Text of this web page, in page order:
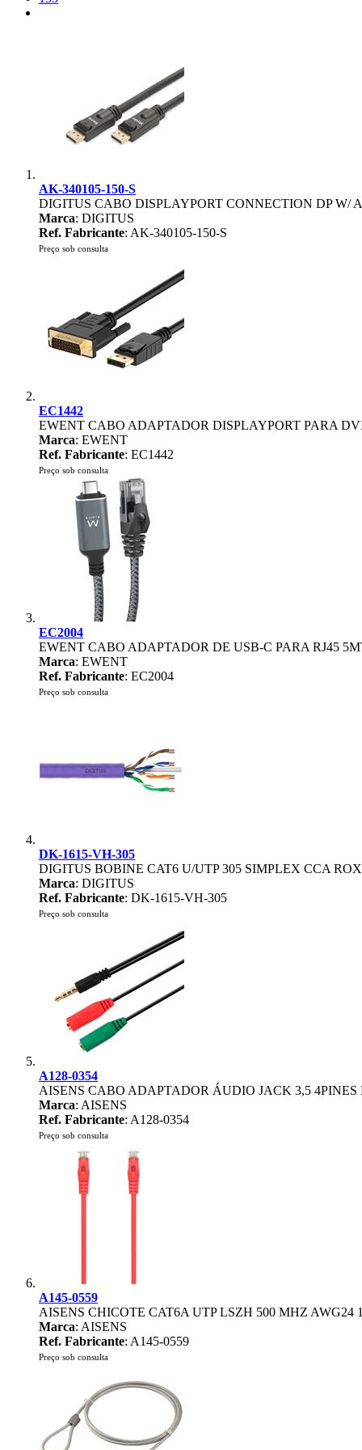
AK-340105-150-S
DIGITUS CABO DISPLAYPORT CONNECTION DP W/
Marca: DIGITUS
Ref. Fabricante: AK-340105-150-S
Preço sob consulta
EC1442
EWENT CABO ADAPTADOR DISPLAYPORT PARA
Marca: EWENT
Ref. Fabricante: EC1442
Preço sob consulta
EC2004
EWENT CABO ADAPTADOR DE USB-C PARA RJ45
Marca: EWENT
Ref. Fabricante: EC2004
Preço sob consulta
DK-1615-VH-305
DIGITUS BOBINE CAT6 U/UTP 305 SIMPLEX CCA
Marca: DIGITUS
Ref. Fabricante: DK-1615-VH-305
Preço sob consulta
A128-0354
AISENS CABO ADAPTADOR ÁUDIO JACK 3,5 4PINES
Marca: AISENS
Ref. Fabricante: A128-0354
Preço sob consulta
A145-0559
AISENS CHICOTE CAT6A UTP LSZH 500 MHZ AWG24
Marca: AISENS
Ref. Fabricante: A145-0559
Preço sob consulta